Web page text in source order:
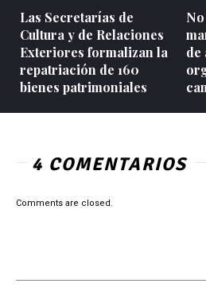
Las Secretarías de
Cultura y de Relaciones
Exteriores formalizan la
repatriación de 160
bienes patrimoniales
de
4 COMENTARIOS
Comments are closed.